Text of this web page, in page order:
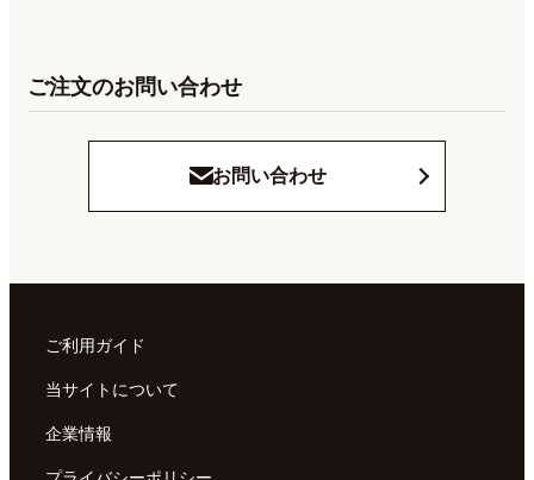
ご注文のお問い合わせ
お問い合わせ
ご利用ガイド
当サイトについて
企業情報